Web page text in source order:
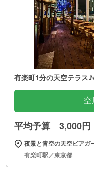
有楽町1分の天空テラス
空
平均予算 3,000円
夜景と青空の天空ビアガ
有楽町駅／東京都